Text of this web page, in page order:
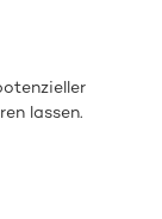
lassen.